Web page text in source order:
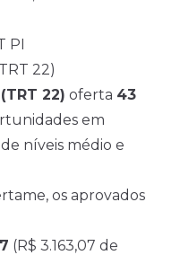
22)
22) oferta 43
em
níveis médio e
os aprovados
(R$ 3.163,07 de